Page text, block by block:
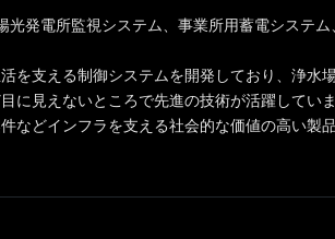
光発電所監視システム、事業所用蓄電システ
を支える制御システムを開発しており、浄水
に見えないところで先進の技術が活躍していま
などインフラを支える社会的な価値の高い製